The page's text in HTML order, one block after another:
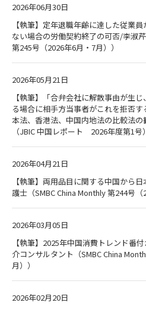
2026年06月30日
【執筆】定年退職年齢に達した従業
ない場合の労働契約終了の可否/李淑
第245号（2026年6月・7月））
2026年05月21日
【執筆】「合弁会社に解散事由が生
る場合に相手方当事者がこれを拒否
本法、香港法、中国内地法の比較法
（JBIC 中国レポート 2026年度第1号）
2026年04月21日
【執筆】両用品目に関する中国から
護士（SMBC China Monthly 第244号（
2026年03月05日
【執筆】2025年中国消費トレンド番
介コンサルタント（SMBC China
月））
2026年02月20日